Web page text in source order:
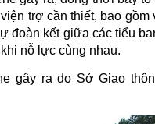
trợ cần thiết, bao
kết giữa các tiểu
nỗ lực cùng nhau.
gây ra do Sở Giao